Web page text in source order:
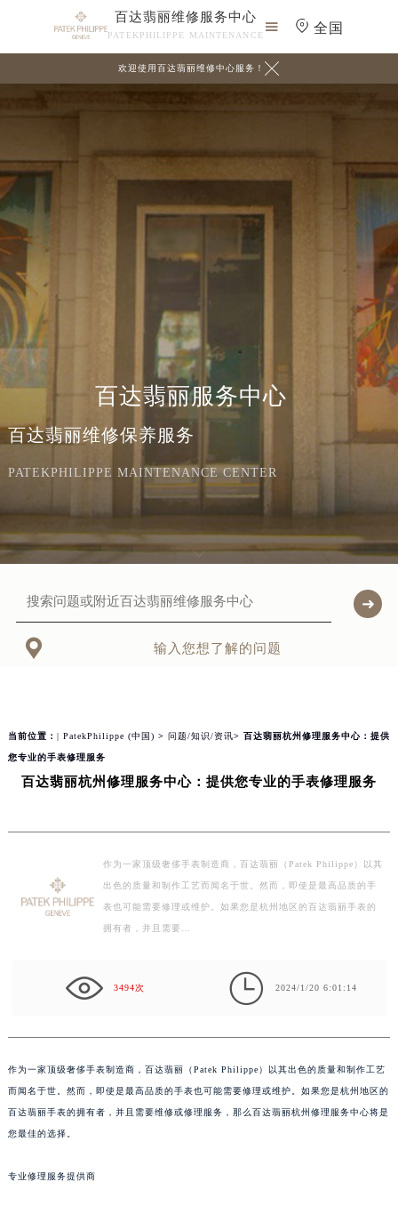
百达翡丽维修服务中心
PATEKPHILIPPE MAINTENANCE
 全国
欢迎使用百达翡丽维修中心服务！ 
百达翡丽服务中心
百达翡丽维修保养服务
PATEKPHILIPPE MAINTENANCE CENTER
 输入您想了解的问题
当前位置： | PatekPhilippe (中国) > 问题/知识/资讯> 百达翡丽杭州修理服务中心：提供
您专业的手表修理服务
百达翡丽杭州修理服务中心：提供您专业的手表修理服务
作为一家顶级奢侈手表制造商，百达翡丽（Patek Philippe）以其
出色的质量和制作工艺而闻名于世。然而，即使是最高品质的手
表也可能需要修理或维护。如果您是杭州地区的百达翡丽手表的
拥有者，并且需要…
3494次  2024/1/20 6:01:14
作为一家顶级奢侈手表制造商，百达翡丽（Patek Philippe）以其出色的质量和制作工艺
而闻名于世。然而，即使是最高品质的手表也可能需要修理或维护。如果您是杭州地区的
百达翡丽手表的拥有者，并且需要维修或修理服务，那么百达翡丽杭州修理服务中心将是
您最佳的选择。
专业修理服务提供商